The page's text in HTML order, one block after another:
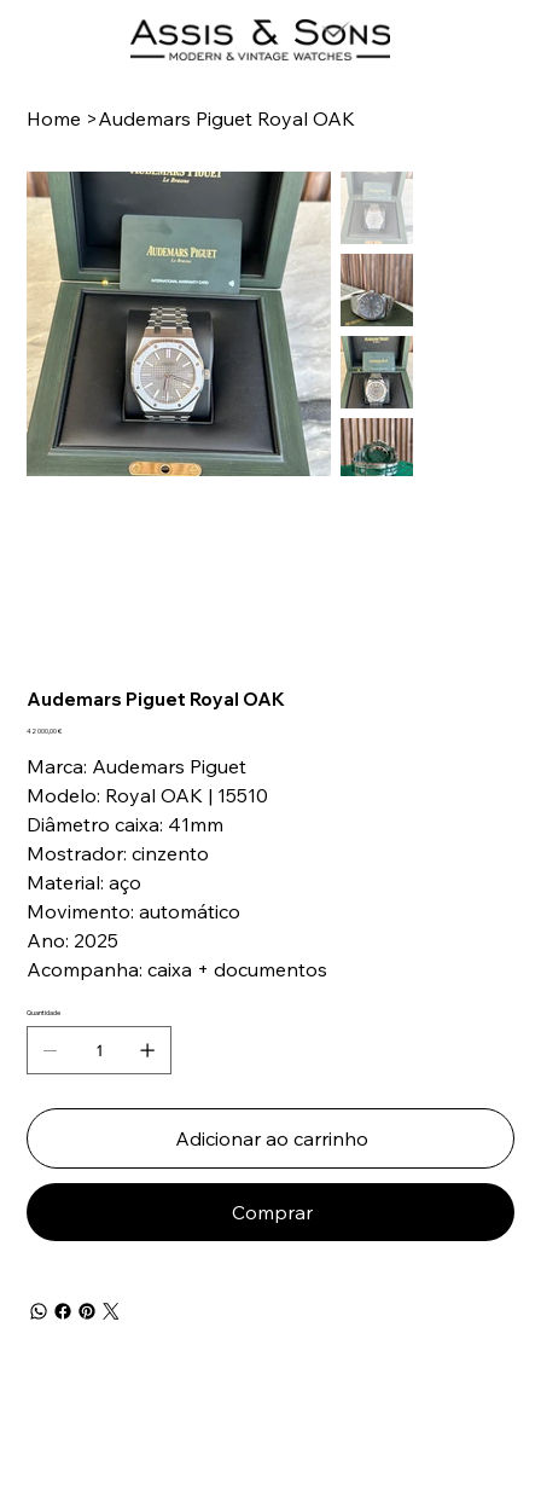
Home >Audemars Piguet Royal OAK
Audemars Piguet Royal OAK
Preço
42 000,00 €
Marca: Audemars Piguet
Modelo: Royal OAK | 15510
Diâmetro caixa: 41mm
Mostrador: cinzento
Material: aço
Movimento: automático
Ano: 2025
Acompanha: caixa + documentos
Quantidade
Adicionar ao carrinho
Comprar